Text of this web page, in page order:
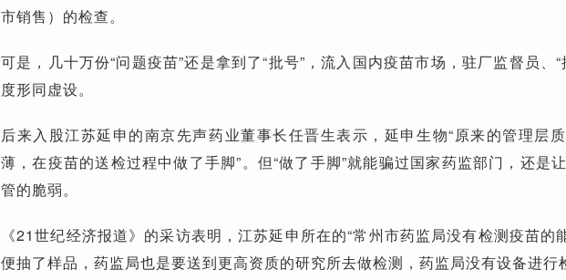
市销售）的检查。
可是，几十万份“问题疫苗”还是拿到了“批号”，流入国内疫苗市场，驻厂监督员、“
度形同虚设。
后来入股江苏延申的南京先声药业董事长任晋生表示，延申生物“原来的管理层
薄，在疫苗的送检过程中做了手脚”。但“做了手脚”就能骗过国家药监部门，还是
管的脆弱。
《21世纪经济报道》的采访表明，江苏延申所在的“常州市药监局没有检测疫苗的
便抽了样品，药监局也是要送到更高资质的研究所去做检测，药监局没有设备进行